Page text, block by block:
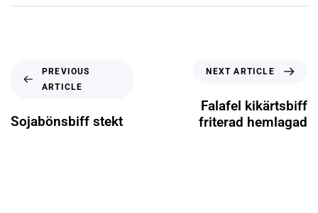
PREVIOUS
ARTICLE
Sojabönsbiff stekt
NEXT ARTICLE
Falafel kikärtsbiff
friterad hemlagad